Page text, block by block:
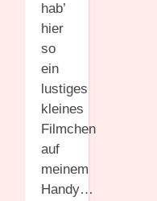
hab’
hier
so
ein
lustiges
kleines
Filmchen
auf
meinem
Handy…